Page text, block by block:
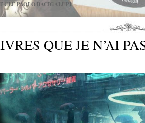
CLÉPAOLO BACIGALUPI
QUE JE N’AI